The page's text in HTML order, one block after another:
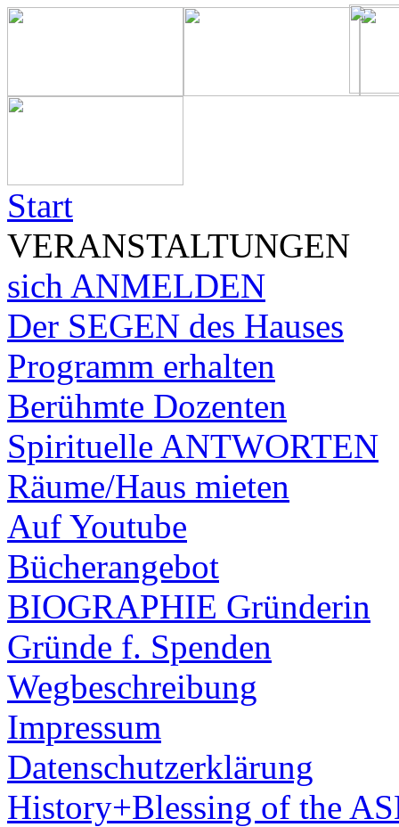
Start
VERANSTALTUNGEN
sich ANMELDEN
Der SEGEN des Hauses
Programm erhalten
Berühmte Dozenten
Spirituelle ANTWORTEN
Räume/Haus mieten
Auf Youtube
Bücherangebot
BIOGRAPHIE Gründerin
Gründe f. Spenden
Wegbeschreibung
Impressum
Datenschutzerklärung
History+Blessing of the